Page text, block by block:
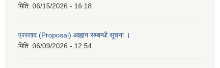
मिति: 06/15/2026 - 16:18
प्रस्ताव (Proposal) आह्वान सम्बन्धी सूचना ।
मिति: 06/09/2026 - 12:54